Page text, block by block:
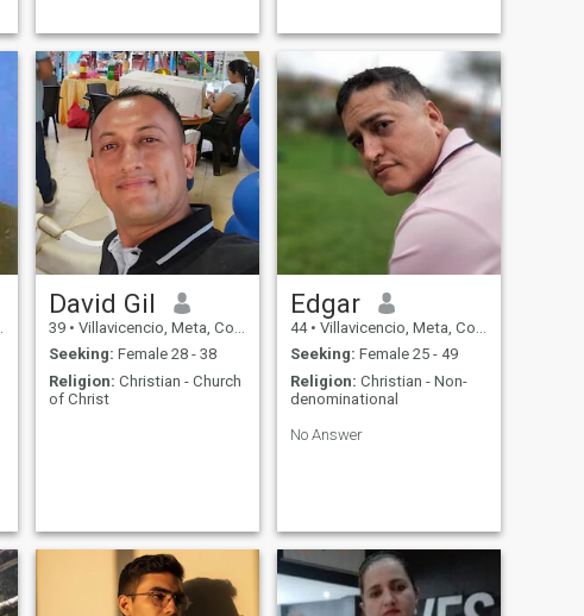
David Gil
39 • Villavicencio, Meta, Colombia
Seeking: Female 28 - 38
Religion: Christian - Church
of Christ
Edgar
44 • Villavicencio, Meta, Colombia
Seeking: Female 25 - 49
Religion: Christian - Non-
denominational
No Answer